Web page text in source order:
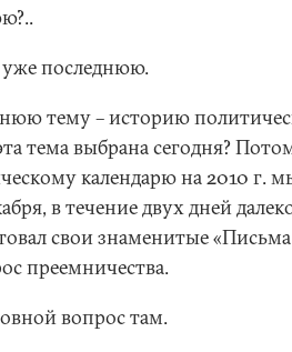
последнюю.
тему – историю
тема выбрана сегодня?
календарю на 2010 г.
в течение двух дней
свои знаменитые «Письма
преемничества.
вопрос там.